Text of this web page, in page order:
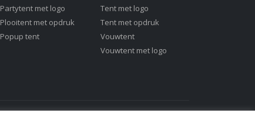
Partytent met logo
Plooitent met opdruk
Popup tent
Tent met logo
Tent met opdruk
Vouwtent
Vouwtent met logo